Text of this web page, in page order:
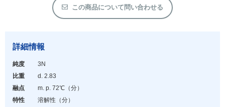
この商品について問い合わせる
詳細情報
純度
3N
比重
d. 2.83
融点
m. p. 72℃（分）
特性
溶解性（分）